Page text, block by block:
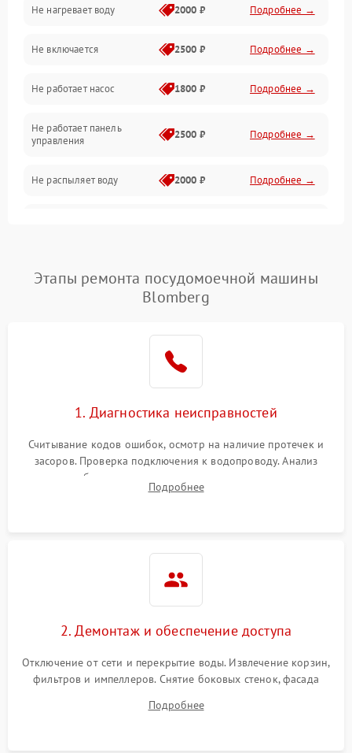
Датчики
Нагрев
Вода
Гигиена
Программное обеспечение
Не нагревает воду 2000 ₽ Подробнее →
Не включается 2500 ₽ Подробнее →
Не работает насос 1800 ₽ Подробнее →
Не работает панель
управления
2500 ₽ Подробнее →
Не распыляет воду 2000 ₽ Подробнее →
Проблемы с набором
воды
1800 ₽ Подробнее →
1700 ₽
циркуляционным насосом
2100 ₽ Подробнее →
Этапы ремонта посудомоечной машины
Blomberg
1. Диагностика неисправностей
Считывание кодов ошибок, осмотр на наличие протечек и
засоров. Проверка подключения к водопроводу. Анализ
жалоб на отсутствие слива, нагрева, вращения
разбрызгивателей или срабатывание системы защиты
Подробнее
2. Демонтаж и обеспечение доступа
Отключение от сети и перекрытие воды. Извлечение корзин,
фильтров и импеллеров. Снятие боковых стенок, фасада
циркуляционному насосу, ТЭНу и сливной помпе.
Подробнее